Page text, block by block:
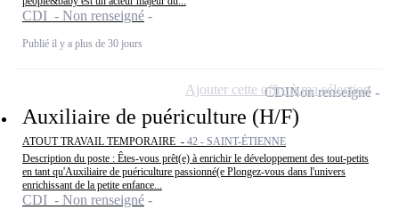
CDI - Non renseigné
Publié il y a plus de 30 jours
Auxiliaire de puériculture (H/F)
ATOUT TRAVAIL TEMPORAIRE - 42 - SAINT-ÉTIENNE
Description du poste : Êtes-vous prêt(e) à enrichir le développement des tout-petits
en tant qu'Auxiliaire de puériculture passionné(e Plongez-vous dans l'univers
enrichissant de la petite enfance...
CDI - Non renseigné
CDINon renseigné
Ajouter cette offre à ma sélection